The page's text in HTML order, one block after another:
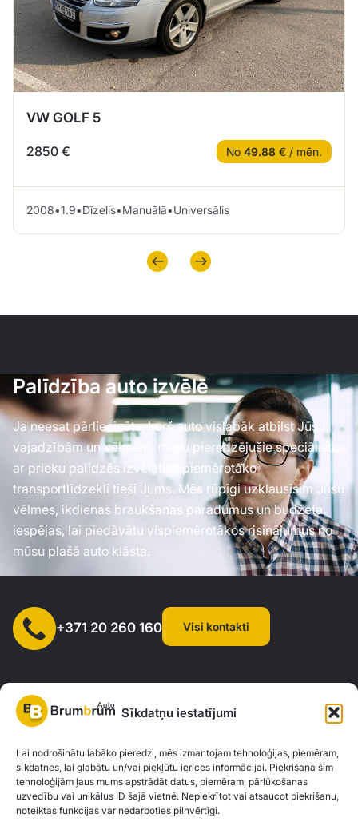
Sīkdatņu iestatījumi
Lai nodrošinātu labāko pieredzi, mēs izmantojam tehnoloģijas, piemēram,
sīkdatnes, lai glabātu un/vai piekļūtu ierīces informācijai. Piekrišana šīm
tehnoloģijām ļaus mums apstrādāt datus, piemēram, pārlūkošanas
uzvedību vai unikālus ID šajā vietnē. Nepiekrītot vai atsaucot piekrišanu,
noteiktas funkcijas var nedarboties pilnvērtīgi.
VW GOLF 5
2850 € No 49.88 € / mēn.
2008•1.9•Dīzelis•Manuālā•Universālis
Palīdzība auto izvēlē
Ja neesat pārliecināts, kurš auto vislabāk atbilst Jūsu
vajadzībām un vēlmēm, mūsu pieredzējušie speciālisti
ar prieku palīdzēs izvēlēties piemērotāko
transportlīdzekli tieši Jums. Mēs rūpīgi uzklausīsim Jūsu
vēlmes, ikdienas braukšanas paradumus un budžeta
iespējas, lai piedāvātu vispiemērotākos risinājumus no
mūsu plašā auto klāsta.
+371 20 260 160 Visi kontakti
SIA "AUTOCLICK", Reģ. Nr. 40203371960, Adrese: Mazjumpravas
iela 77, Rīga, LV-1063 |20260160
Privātuma politikaKontakti